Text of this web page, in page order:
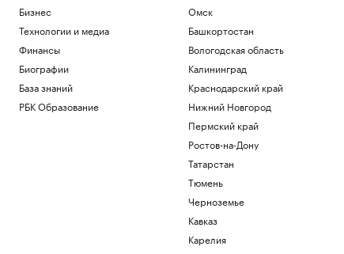
Бизнес
Технологии и медиа
Финансы
Биографии
База знаний
РБК Образование
Омск
Башкортостан
Вологодская область
Калининград
Краснодарский край
Нижний Новгород
Пермский край
Ростов-на-Дону
Татарстан
Тюмень
Черноземье
Кавказ
Карелия